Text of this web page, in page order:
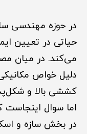
در حوزه مهندسی
حیاتی در تعیین
می‌کند. در میان
دلیل خواص
کششی بالا و
اما سوال
در بخش سازه و